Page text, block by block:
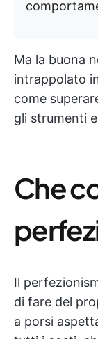
Ma la buona
intrappolato
come
gli strumenti
Che
Il
di fare del
a porsi